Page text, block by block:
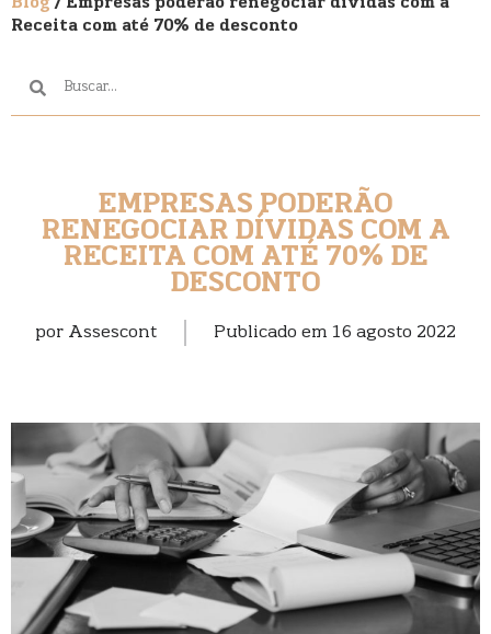
Blog/ Empresas poderão renegociar dívidas com a
Receita com até 70% de desconto
EMPRESAS PODERÃO
RENEGOCIAR DÍVIDAS COM A
RECEITA COM ATÉ 70% DE
DESCONTO
por Assescont Publicado em 16 agosto 2022